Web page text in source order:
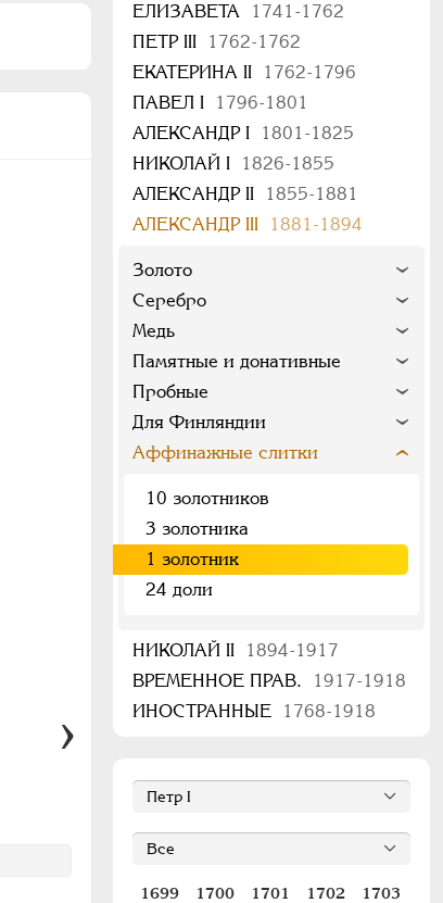
ЕЛИЗАВЕТА
1741-1762
ПЕТР III
1762-1762
ЕКАТЕРИНА II
1762-1796
ПАВЕЛ I
1796-1801
АЛЕКСАНДР I
1801-1825
НИКОЛАЙ I
1826-1855
АЛЕКСАНДР II
1855-1881
АЛЕКСАНДР III
1881-1894
Золото
Серебро
Медь
Памятные и донативные
Пробные
Для Финляндии
Аффинажные слитки
10 золотников
3 золотника
1 золотник
24 доли
НИКОЛАЙ II
1894-1917
ВРЕМЕННОЕ ПРАВ.
1917-1918
ИНОСТРАННЫЕ
1768-1918
1699 1700 1701 1702
1703